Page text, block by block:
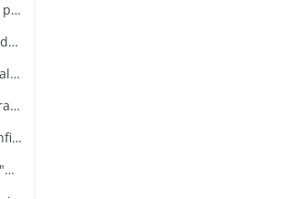
Guebwiller, musée du Florival "Art et histoire, traditions populaires céramiques" de Théodore Deck
Mulhouse, musée des Beaux-Arts, exposition Helmut Middendorf
Mulhouse, musée des Beaux-Arts-Bibliothèque municipale "Danses macabres de Dürer à Dali" Collection de l'Université de Düsseldorf "L'homme et la mort
Mulhouse, musée historique, exposition "L'histoire de France illustrée
Colmar, musée d'Unterlinden "Le retable d'Issenheim enfin complet
Mulhouse, musée des Beaux-Arts, exposition peintures "Aime-moi